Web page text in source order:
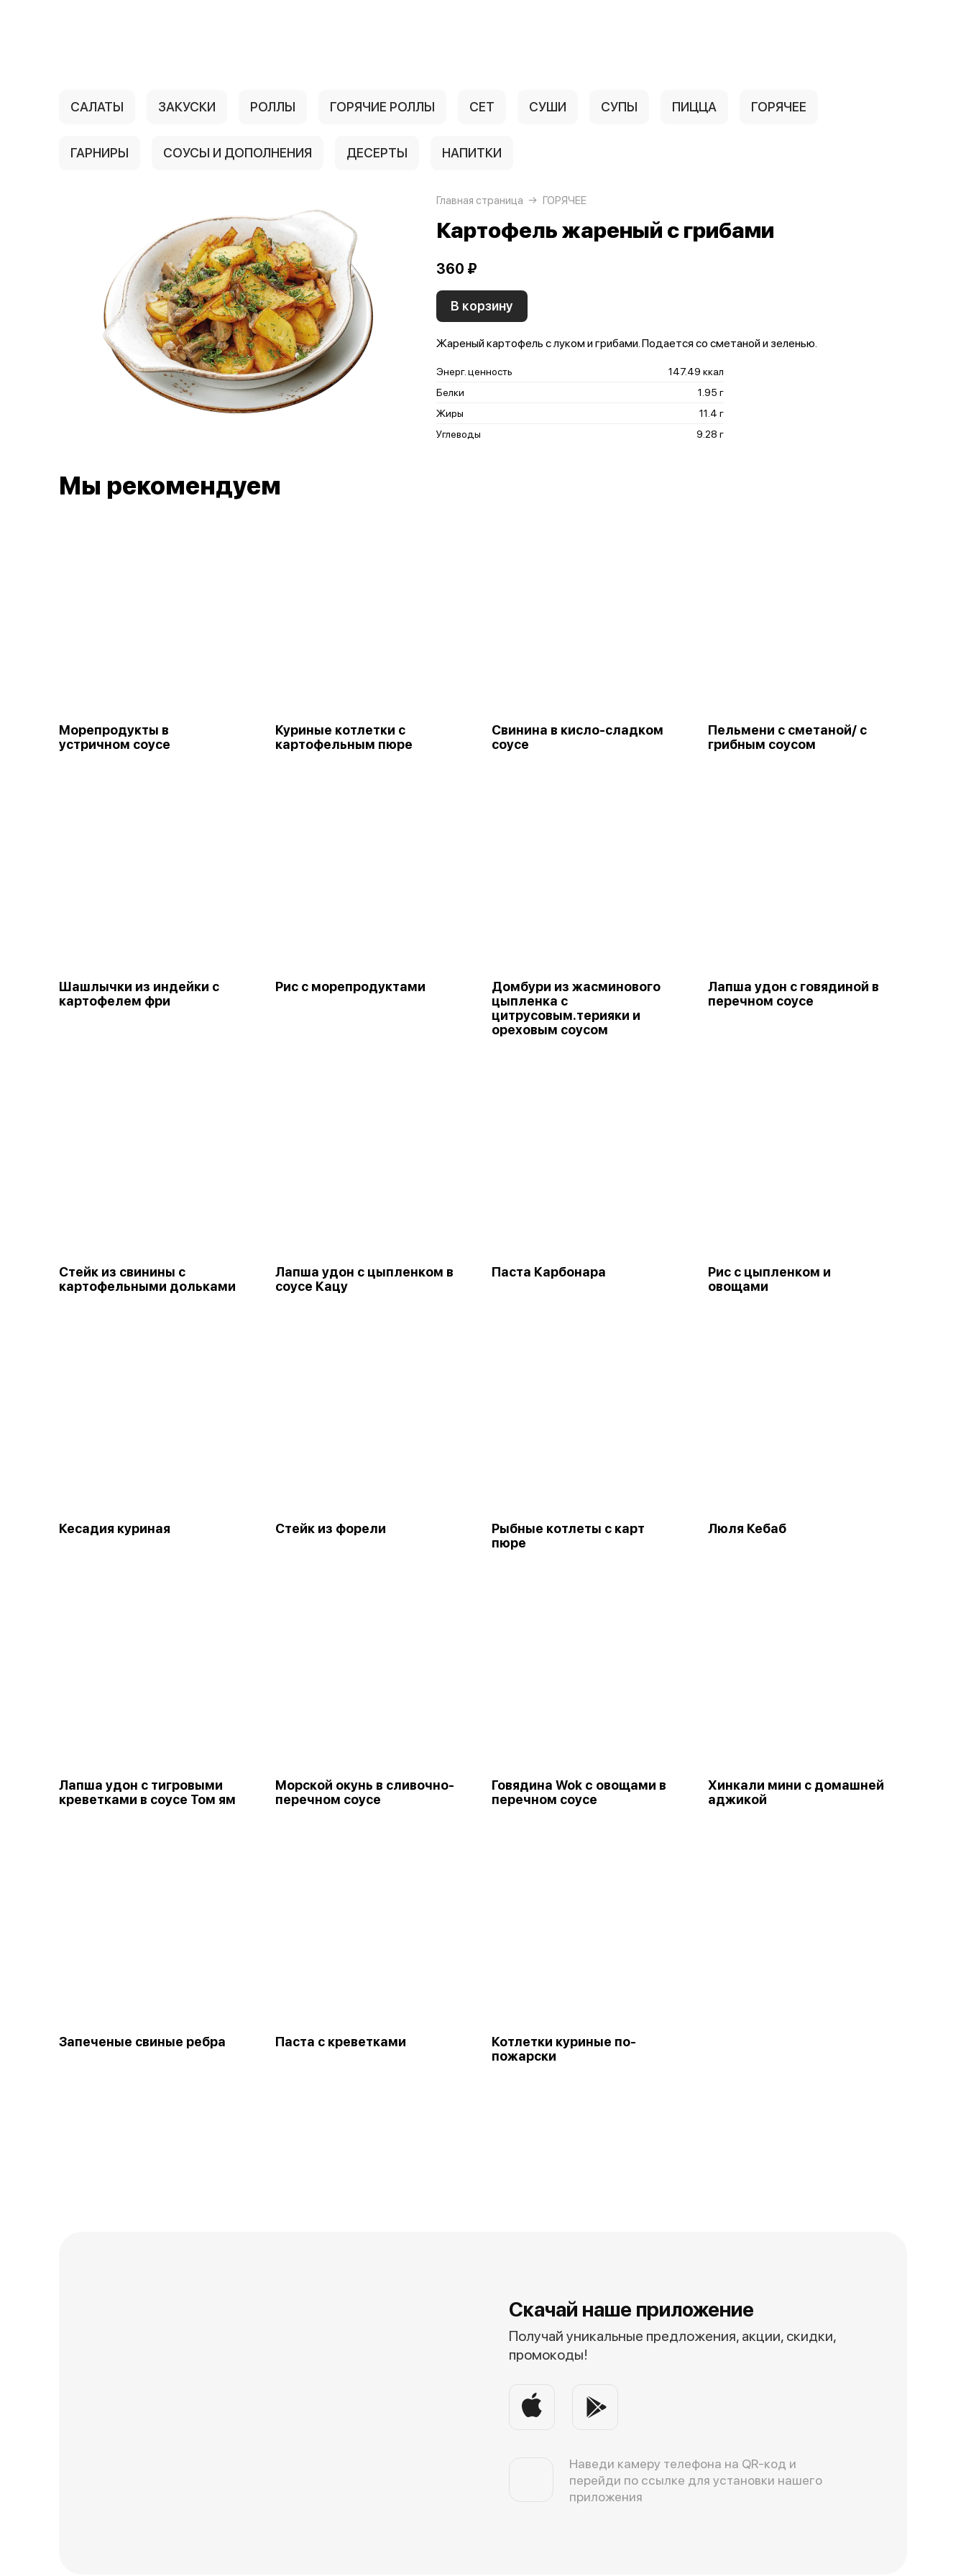
САЛАТЫ ЗАКУСКИ РОЛЛЫ ГОРЯЧИЕ РОЛЛЫ СЕТ СУШИ СУПЫ ПИЦЦА ГОРЯЧЕЕ
ГАРНИРЫ СОУСЫ И ДОПОЛНЕНИЯ ДЕСЕРТЫ НАПИТКИ
Главная страница ГОРЯЧЕЕ
Картофель жареный с грибами
360 ₽
В корзину
Жареный картофель с луком и грибами. Подается со сметаной и зеленью.
Энерг. ценность
147.49 ккал
Белки
1.95 г
Жиры
11.4 г
Углеводы
9.28 г
Мы рекомендуем
Морепродукты в
устричном соусе
Куриные котлетки с
картофельным пюре
Свинина в кисло-сладком
соусе
Пельмени с сметаной/ с
грибным соусом
Шашлычки из индейки с
картофелем фри
Рис с морепродуктами
Домбури из жасминового
цыпленка с
цитрусовым.терияки и
ореховым соусом
Лапша удон с говядиной в
перечном соусе
Стейк из свинины с
картофельными дольками
Лапша удон с цыпленком в
соусе Кацу
Паста Карбонара
Рис с цыпленком и
овощами
Кесадия куриная Стейк из форели
Рыбные котлеты с карт
пюре
Люля Кебаб
Лапша удон с тигровыми
креветками в соусе Том ям
Морской окунь в сливочно-
перечном соусе
Говядина Wok c овощами в
перечном соусе
Хинкали мини с домашней
аджикой
Запеченые свиные ребра Паста с креветками
Котлетки куриные по-
пожарски
Скачай наше приложение
Получай уникальные предложения, акции, скидки,
промокоды!
Наведи камеру телефона на QR-код и
перейди по ссылке для установки нашего
приложения